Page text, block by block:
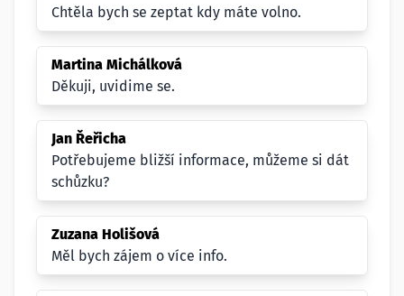
Chtěla bych se zeptat kdy máte volno.
Martina Michálková
Děkuji, uvidime se.
Jan Řeřicha
Potřebujeme bližší informace, můžeme si dát
schůzku?
Zuzana Holišová
Měl bych zájem o více info.